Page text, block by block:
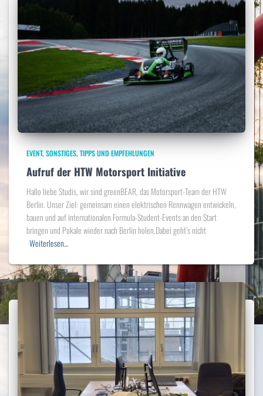
EVENT SONSTIGES TIPPS UND EMPFEHLUNGEN
Aufruf der HTW Motorsport Initiative
Hallo liebe Studis, wir sind greenBEAR, das Motorsport-Team der HTW
Berlin. Unser Ziel: gemeinsam einen elektrischen Rennwagen entwickeln,
bauen und auf internationalen Formula-Student-Events an den Start
bringen und Pokale wieder nach Berlin holen.Dabei geht’s nicht
Weiterlesen…